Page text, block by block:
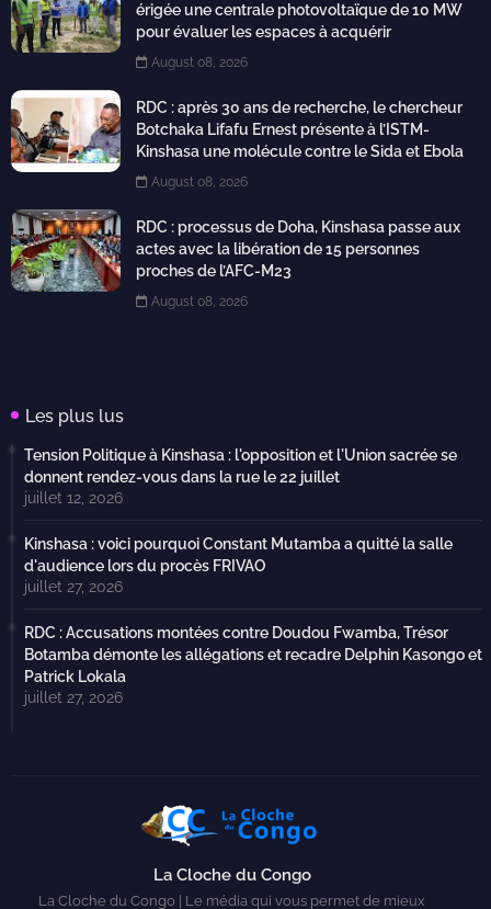
érigée une centrale photovoltaïque de 10 MW
pour évaluer les espaces à acquérir
August 08, 2026
RDC : après 30 ans de recherche, le chercheur
Botchaka Lifafu Ernest présente à l’ISTM-
Kinshasa une molécule contre le Sida et Ebola
August 08, 2026
RDC : processus de Doha, Kinshasa passe aux
actes avec la libération de 15 personnes
proches de l’AFC-M23
August 08, 2026
Les plus lus
Tension Politique à Kinshasa : l'opposition et l'Union sacrée se
donnent rendez-vous dans la rue le 22 juillet
juillet 12, 2026
Kinshasa : voici pourquoi Constant Mutamba a quitté la salle
d'audience lors du procès FRIVAO
juillet 27, 2026
RDC : Accusations montées contre Doudou Fwamba, Trésor
Botamba démonte les allégations et recadre Delphin Kasongo et
Patrick Lokala
juillet 27, 2026
La Cloche du Congo
La Cloche du Congo | Le média qui vous permet de mieux